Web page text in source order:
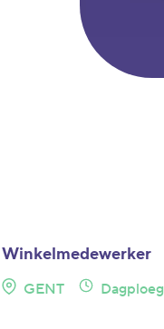
Winkelmedewerker
GENT Dagploeg